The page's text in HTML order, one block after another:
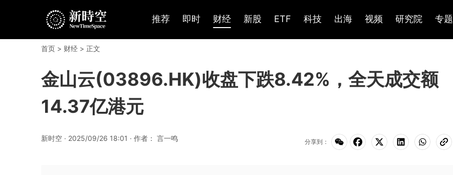
推荐 即时 财经 新股 ETF 科技 出海 视频 研究院 专题
首页 > 财经 > 正文
金山云(03896.HK)收盘下跌8.42%，全天成交额
14.37亿港元
新时空 · 2025/09/26 18:01 · 作者： 言一鸣 分享到：